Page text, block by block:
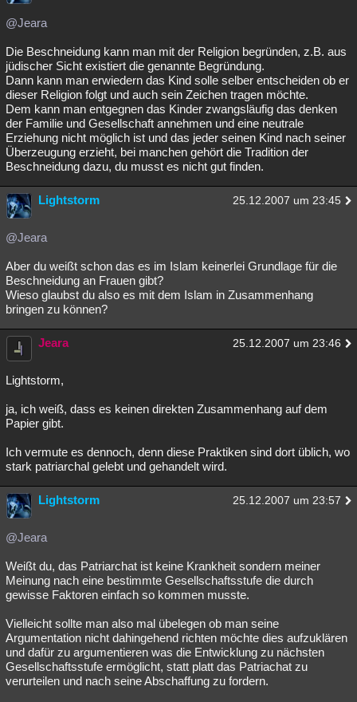
@Jeara
Die Beschneidung kann man mit der Religion begründen, z.B. aus
jüdischer Sicht existiert die genannte Begründung.
Dann kann man erwiedern das Kind solle selber entscheiden ob er
dieser Religion folgt und auch sein Zeichen tragen möchte.
Dem kann man entgegnen das Kinder zwangsläufig das denken
der Familie und Gesellschaft annehmen und eine neutrale
Erziehung nicht möglich ist und das jeder seinen Kind nach seiner
Überzeugung erzieht, bei manchen gehört die Tradition der
Beschneidung dazu, du musst es nicht gut finden.
Lightstorm 25.12.2007 um 23:45
@Jeara
Aber du weißt schon das es im Islam keinerlei Grundlage für die
Beschneidung an Frauen gibt?
Wieso glaubst du also es mit dem Islam in Zusammenhang
bringen zu können?
Jeara 25.12.2007 um 23:46
Lightstorm,
ja, ich weiß, dass es keinen direkten Zusammenhang auf dem
Papier gibt.
Ich vermute es dennoch, denn diese Praktiken sind dort üblich, wo
stark patriarchal gelebt und gehandelt wird.
Lightstorm 25.12.2007 um 23:57
@Jeara
Weißt du, das Patriarchat ist keine Krankheit sondern meiner
Meinung nach eine bestimmte Gesellschaftsstufe die durch
gewisse Faktoren einfach so kommen musste.
Vielleicht sollte man also mal übelegen ob man seine
Argumentation nicht dahingehend richten möchte dies aufzuklären
und dafür zu argumentieren was die Entwicklung zu nächsten
Gesellschaftsstufe ermöglicht, statt platt das Patriachat zu
verurteilen und nach seine Abschaffung zu fordern.